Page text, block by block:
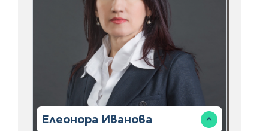
Елеонора Иванова